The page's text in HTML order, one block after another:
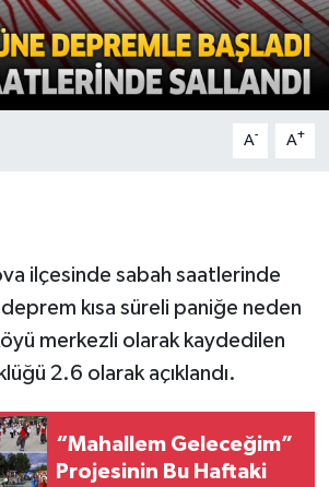
A- A+
ilçesinde sabah saatlerinde
kısa süreli paniğe neden
merkezli olarak kaydedilen
2.6 olarak açıklandı.
“Mahallem Geleceğim”
Projesinin Bu Haftaki